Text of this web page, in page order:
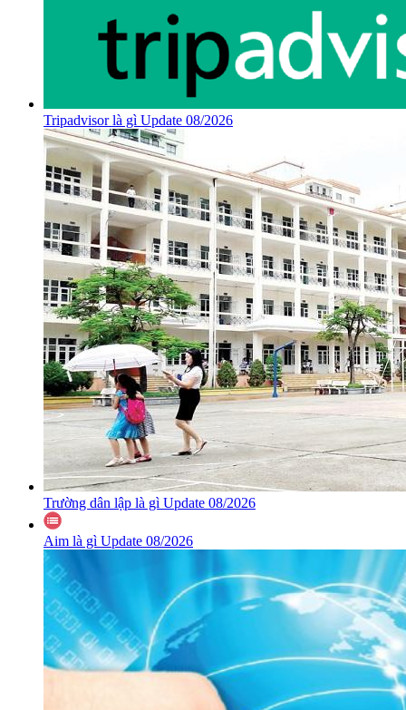
Tripadvisor là gì Update 08/2026
Trường dân lập là gì Update 08/2026
Aim là gì Update 08/2026